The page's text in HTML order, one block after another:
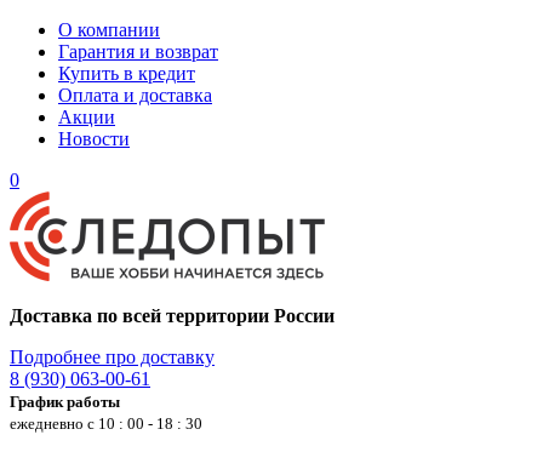
О компании
Гарантия и возврат
Купить в кредит
Оплата и доставка
Акции
Новости
0
Доставка по всей территории России
Подробнее про доставку
8 (930) 063-00-61
График работы
ежедневно с 10 : 00 - 18 : 30